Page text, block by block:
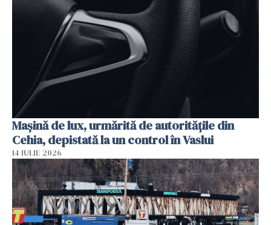
Mașină de lux, urmărită de autoritățile din
Cehia, depistată la un control în Vaslui
14 IULIE 2026